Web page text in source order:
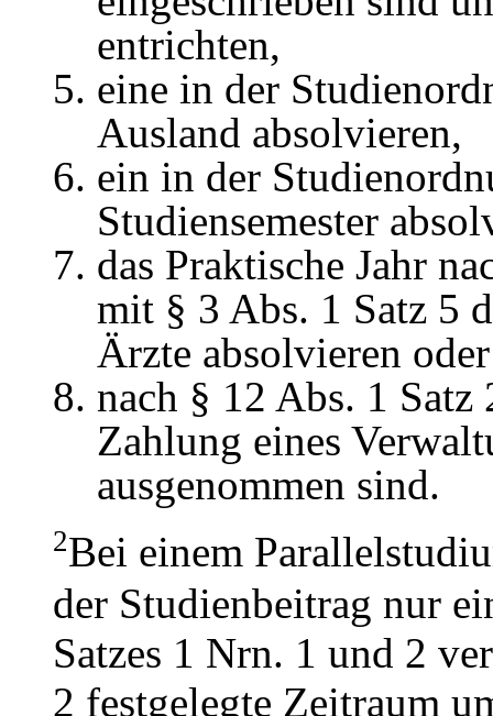
entrichten,
eine in der
Ausland absolvieren,
ein in der
Studiensemester
das Praktische Jahr
mit § 3 Abs. 1 Satz 5
Ärzte absolvieren
nach § 12 Abs. 1
Zahlung eines
ausgenommen sind.
2Bei einem
der Studienbeitrag nur
Satzes 1 Nrn. 1 und 2
2 festgelegte Zeitraum